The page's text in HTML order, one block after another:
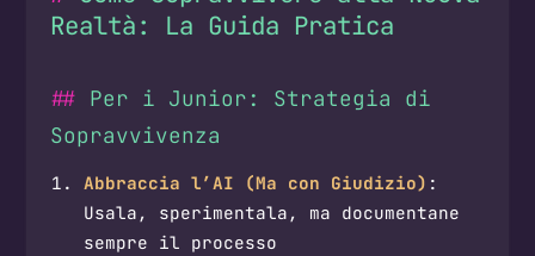
Realtà: La Guida Pratica
Per i Junior: Strategia di
Sopravvivenza
Abbraccia l’AI (Ma con Giudizio) :
Usala, sperimentala, ma documentane
sempre il processo